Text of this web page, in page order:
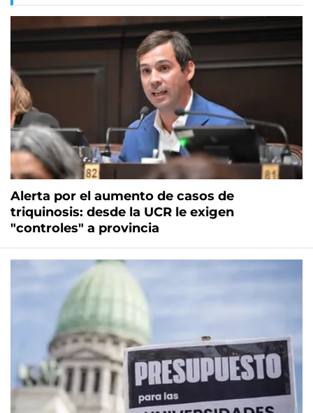
Alerta por el aumento de casos de
triquinosis: desde la UCR le exigen
"controles" a provincia